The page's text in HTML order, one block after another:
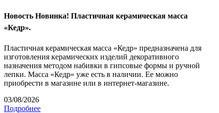
Новость Новинка! Пластичная керамическая масса
«Кедр».
Пластичная керамическая масса «Кедр» предназначена для
изготовления керамических изделий декоративного
назначения методом набивки в гипсовые формы и ручной
лепки. Масса «Кедр» уже есть в наличии. Ее можно
приобрести в магазине или в интернет-магазине.
03/08/2026
Подробнее